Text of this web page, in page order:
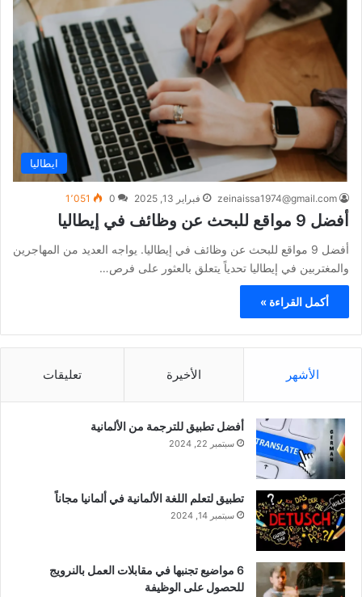
ايطاليا
zeinaissa1974@gmail.com فبراير 13, 2025 0 1٬051
أفضل 9 مواقع للبحث عن وظائف في إيطاليا
أفضل 9 مواقع للبحث عن وظائف في إيطاليا. يواجه العديد من المهاجرين
والمغتربين في إيطاليا تحدياً يتعلق بالعثور على فرص…
أكمل القراءة »
الأشهر الأخيرة تعليقات
أفضل تطبيق للترجمة من الألمانية
سبتمبر 22, 2024
تطبيق لتعلم اللغة الألمانية في ألمانيا مجاناً
سبتمبر 14, 2024
6 مواضيع تجنبها في مقابلات العمل بالنرويج
للحصول على الوظيفة